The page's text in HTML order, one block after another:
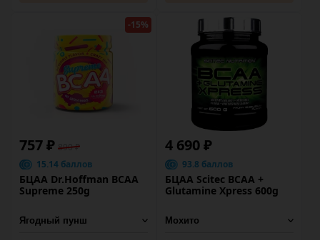
-15%
757 ₽ 890 ₽
15.14 баллов
БЦАА Dr.Hoffman BCAA
Supreme 250g
4 690 ₽
93.8 баллов
БЦАА Scitec BCAA +
Glutamine Xpress 600g